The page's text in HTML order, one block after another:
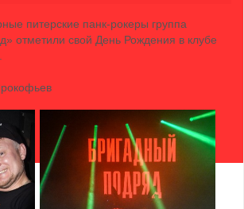
питерские панк-рокеры группа
отметили свой День Рождения в клубе